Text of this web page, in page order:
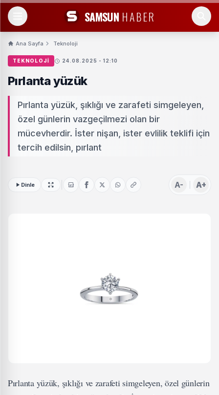
SAMSUN HABER
Ana Sayfa Teknoloji
TEKNOLOJI 24.08.2025 - 12:10
Pırlanta yüzük
Pırlanta yüzük, şıklığı ve zarafeti simgeleyen,
özel günlerin vazgeçilmezi olan bir
mücevherdir. İster nişan, ister evlilik teklifi için
tercih edilsin, pırlant
Dinle A- A+
Pırlanta yüzük, şıklığı ve zarafeti simgeleyen, özel günlerin